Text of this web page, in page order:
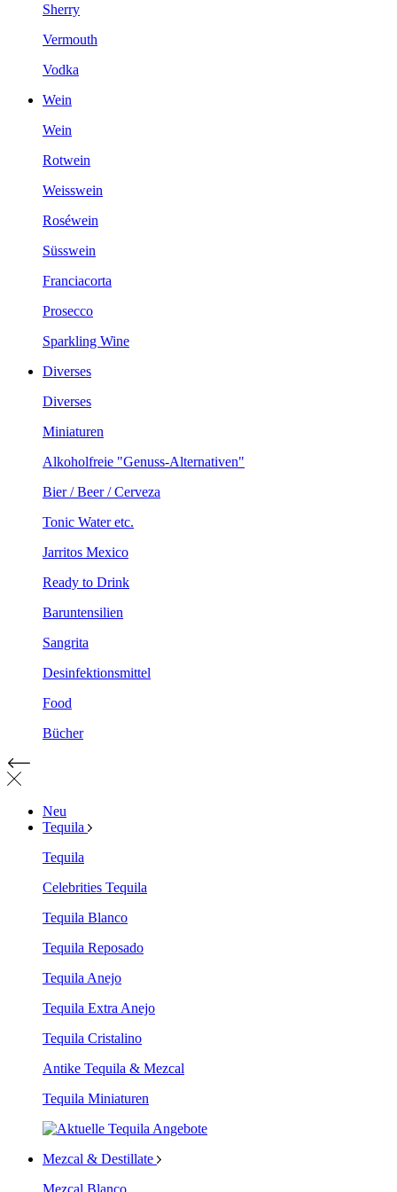
Sherry
Vermouth
Vodka
Wein
Wein
Rotwein
Weisswein
Roséwein
Süsswein
Franciacorta
Prosecco
Sparkling Wine
Diverses
Diverses
Miniaturen
Alkoholfreie "Genuss-Alternativen"
Bier / Beer / Cerveza
Tonic Water etc.
Jarritos Mexico
Ready to Drink
Baruntensilien
Sangrita
Desinfektionsmittel
Food
Bücher
Neu
Tequila
Tequila
Celebrities Tequila
Tequila Blanco
Tequila Reposado
Tequila Anejo
Tequila Extra Anejo
Tequila Cristalino
Antike Tequila & Mezcal
Tequila Miniaturen
Mezcal & Destillate
Mezcal Blanco